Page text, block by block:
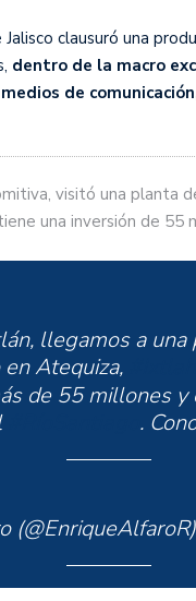
clausuró una
dentro de la macro
de
visitó una planta
una inversión de 55
llegamos a
Atequiza,
de 55 millones
.
(@EnriqueAlfaroR)